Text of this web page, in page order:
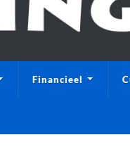
Financieel